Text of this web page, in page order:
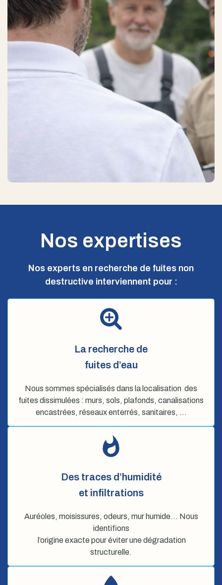
Nos expertises
Nos experts en recherche de fuites non
destructive interviennent pour :
La recherche de
fuites d’eau
Nous sommes spécialisés dans la localisation des
fuites dissimulées : murs, sols, plafonds, canalisations
encastrées, réseaux enterrés, sanitaires, …
Des traces d’humidité
et infiltrations
Auréoles, moisissures, odeurs, mur humide… Nous
identifions
l’origine exacte pour éviter une dégradation
structurelle.